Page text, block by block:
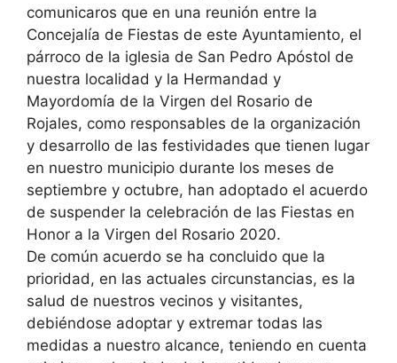
comunicaros que en una reunión entre la
Concejalía de Fiestas de este Ayuntamiento, el
párroco de la iglesia de San Pedro Apóstol de
nuestra localidad y la Hermandad y
Mayordomía de la Virgen del Rosario de
Rojales, como responsables de la organización
y desarrollo de las festividades que tienen lugar
en nuestro municipio durante los meses de
septiembre y octubre, han adoptado el acuerdo
de suspender la celebración de las Fiestas en
Honor a la Virgen del Rosario 2020.
De común acuerdo se ha concluido que la
prioridad, en las actuales circunstancias, es la
salud de nuestros vecinos y visitantes,
debiéndose adoptar y extremar todas las
medidas a nuestro alcance, teniendo en cuenta